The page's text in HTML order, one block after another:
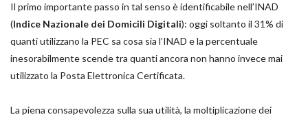
Il primo importante passo in tal senso è identificabile nell’INAD
(Indice Nazionale dei Domicili Digitali): oggi soltanto il 31% di
quanti utilizzano la PEC sa cosa sia l’INAD e la percentuale
inesorabilmente scende tra quanti ancora non hanno invece mai
utilizzato la Posta Elettronica Certificata.
La piena consapevolezza sulla sua utilità, la moltiplicazione dei